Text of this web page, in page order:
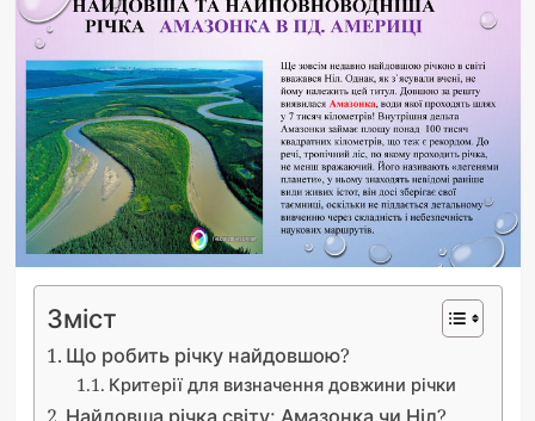
Зміст
Що робить річку найдовшою?
Критерії для визначення довжини річки